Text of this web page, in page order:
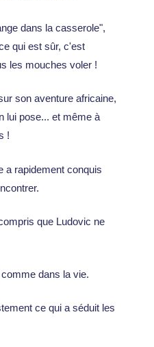
dans la casserole",
qui est sûr, c'est
les mouches voler !
son aventure africaine,
lui pose... et même à
!
a rapidement conquis
que Ludovic ne
dans la vie.
ce qui a séduit les